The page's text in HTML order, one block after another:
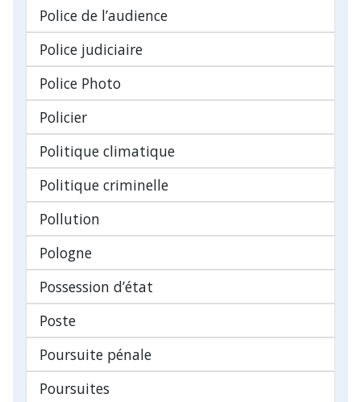
Police de l’audience
Police judiciaire
Police Photo
Policier
Politique climatique
Politique criminelle
Pollution
Pologne
Possession d’état
Poste
Poursuite pénale
Poursuites